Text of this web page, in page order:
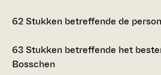
62Stukken betreffende de
63Stukken betreffende het
Bosschen